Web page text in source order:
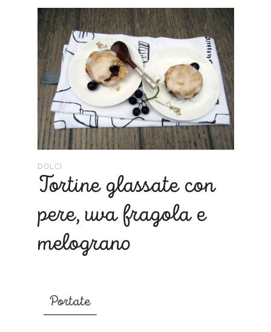
DOLCI
Tortine glassate con
pere, uva fragola e
melograno
Portate